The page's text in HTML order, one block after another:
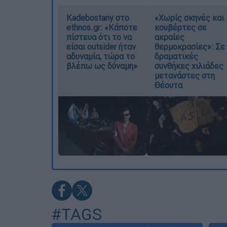
Kadebostany στο
ethnos.gr: «Κάποτε
πίστευα ότι το να
είσαι outsider ήταν
αδυναμία, τώρα το
βλέπω ως δύναμη»
«Χωρίς σκηνές και
κουβέρτες σε
ακραίες
θερμοκρασίες»: Σε
δραματικές
συνθήκες χιλιάδες
μετανάστες στη
Θέουτα
#TAGS